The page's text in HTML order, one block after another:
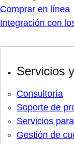
Comprar en línea
Integración con
Servicios
Consultoría
Soporte de
Servicios
Gestión de